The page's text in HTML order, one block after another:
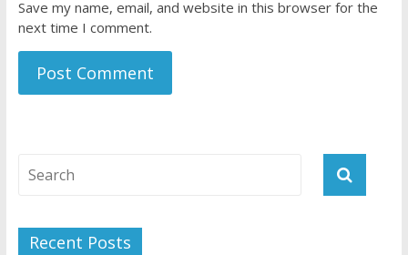
Save my name, email, and website in this browser for the
next time I comment.
Recent Posts